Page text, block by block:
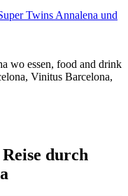
Twins Annalena und
durch